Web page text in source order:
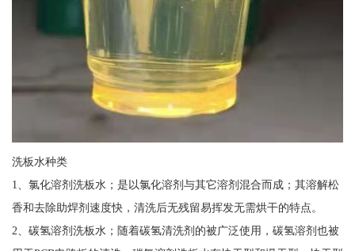
洗板水种类
1、氯化溶剂洗板水；是以氯化溶剂与其它溶剂混合而成；其溶解松
香和去除助焊剂速度快，清洗后无残留易挥发无需烘干的特点。
2、碳氢溶剂洗板水；随着碳氢清洗剂的被广泛使用，碳氢溶剂也被